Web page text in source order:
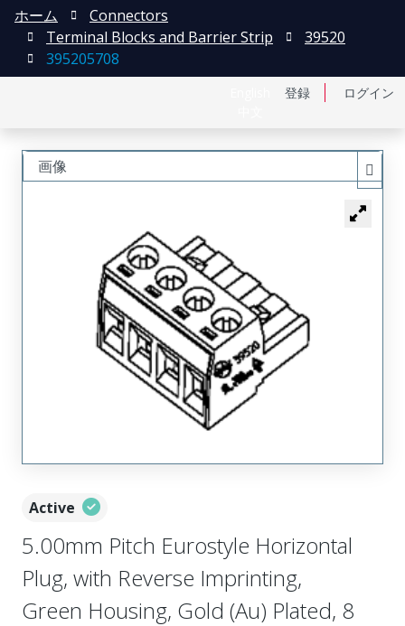
登録 ログイン
ホーム
Connectors
Terminal Blocks and Barrier Strip
39520
395205708
Active
5.00mm Pitch Eurostyle Horizontal
Plug, with Reverse Imprinting,
Green Housing, Gold (Au) Plated, 8
画像